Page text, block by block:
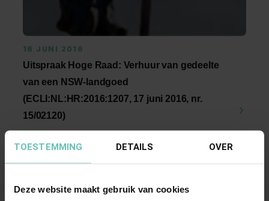
TOESTEMMING DETAILS OVER
Deze website maakt gebruik van cookies
16 JUNI 2016
Uitspraak Hoge Raad: Verhuur van gedeelte
van een NSW-landgoed
(ECLI:NL:HR:2016:1207, 17 juni 2016, nr.
15/02120)
van gedeelte van een NSW-landgoed, waarop